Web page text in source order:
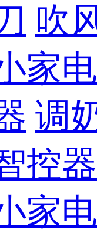
吹
家电
调
控器
家电